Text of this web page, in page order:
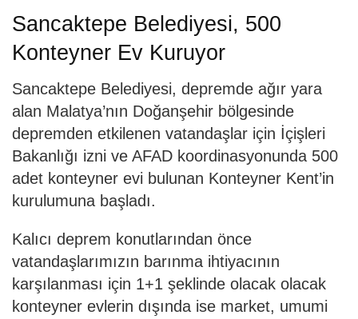
Sancaktepe Belediyesi, 500
Konteyner Ev Kuruyor
Sancaktepe Belediyesi, depremde ağır yara
alan Malatya’nın Doğanşehir bölgesinde
depremden etkilenen vatandaşlar için İçişleri
Bakanlığı izni ve AFAD koordinasyonunda 500
adet konteyner evi bulunan Konteyner Kent’in
kurulumuna başladı.
Kalıcı deprem konutlarından önce
vatandaşlarımızın barınma ihtiyacının
karşılanması için 1+1 şeklinde olacak olacak
konteyner evlerin dışında ise market, umumi